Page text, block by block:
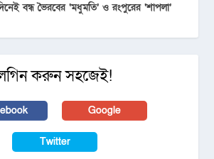
বন্ধ ভৈরবের ‘মধুমতি’ ও রংপুরের ‘শাপলা’
করুন সহজেই!
Google
Twitter